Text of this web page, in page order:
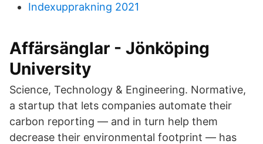
Indexupprakning 2021
Affärsänglar - Jönköping
University
Science, Technology & Engineering. Normative,
a startup that lets companies automate their
carbon reporting — and in turn help them
decrease their environmental footprint — has